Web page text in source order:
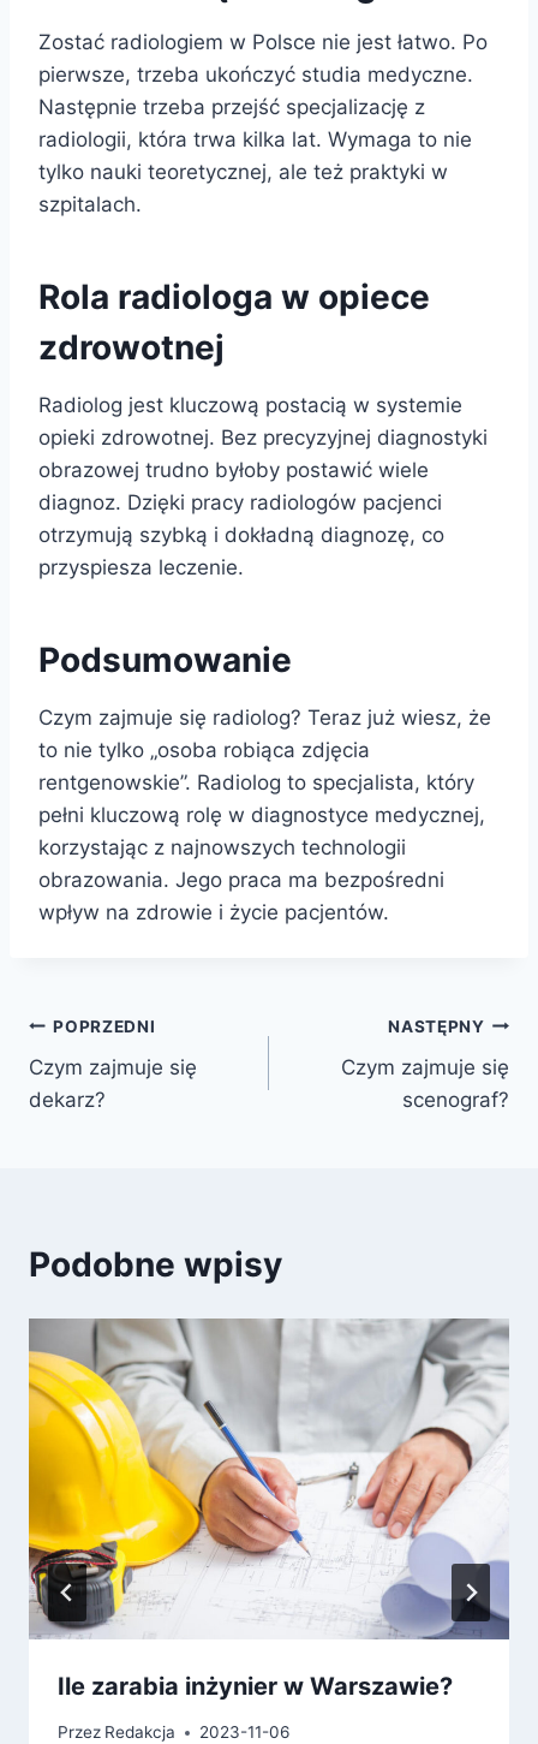
Zostać radiologiem w Polsce nie jest łatwo. Po
pierwsze, trzeba ukończyć studia medyczne.
Następnie trzeba przejść specjalizację z
radiologii, która trwa kilka lat. Wymaga to nie
tylko nauki teoretycznej, ale też praktyki w
szpitalach.
Rola radiologa w opiece
zdrowotnej
Radiolog jest kluczową postacią w systemie
opieki zdrowotnej. Bez precyzyjnej diagnostyki
obrazowej trudno byłoby postawić wiele
diagnoz. Dzięki pracy radiologów pacjenci
otrzymują szybką i dokładną diagnozę, co
przyspiesza leczenie.
Podsumowanie
Czym zajmuje się radiolog? Teraz już wiesz, że
to nie tylko „osoba robiąca zdjęcia
rentgenowskie”. Radiolog to specjalista, który
pełni kluczową rolę w diagnostyce medycznej,
korzystając z najnowszych technologii
obrazowania. Jego praca ma bezpośredni
wpływ na zdrowie i życie pacjentów.
Nawigacja
wpisu
POPRZEDNI
Czym zajmuje się
dekarz?
NASTĘPNY
Czym zajmuje się
scenograf?
Podobne wpisy
Ile zarabia inżynier w Warszawie?
Przez Redakcja 2023-11-06